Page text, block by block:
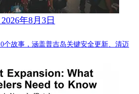
年8月3日
个故事，涵盖普吉岛关键安全更新、清迈